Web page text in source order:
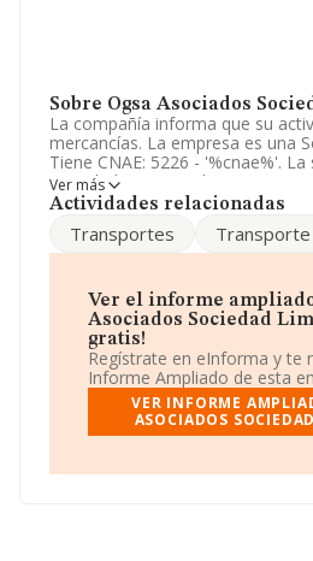
Sobre Ogsa Asociados
La compañía informa que su
mercancías. La empresa es una
Tiene CNAE: 5226 - '%cnae%'.
actividad en mercados exteriores.
La empresa españolaOgsa
Elcano núm. 5 U 2 Dr, (48011),
Vasco.
En relación con el sector y
hasta 10.323 empresas, a nivel
asciende a 20.439 millones de
todas las compañías es de 1
en 2008. Respecto a la
INFORMA aparecen 299
Ver más
Actividades relacionadas
Transportes Transporte
Ver el informe
Asociados Sociedad
gratis!
Regístrate en eInforma y te
Informe Ampliado de esta
VER INFORME
ASOCIADOS